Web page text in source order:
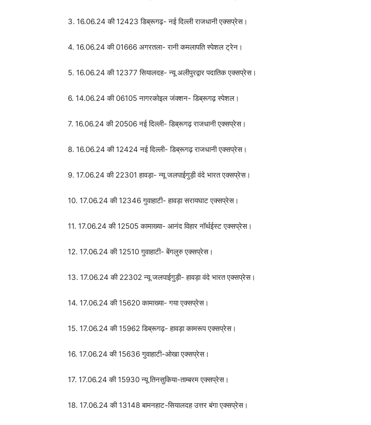
3. 16.06.24 की 12423 डिब्रूगढ़- नई दिल्ली राजधानी एक्सप्रेस।
4. 16.06.24 की 01666 अगरतला- रानी कमलापति स्पेशल ट्रेन।
5. 16.06.24 की 12377 सियालदह- न्यू अलीपुरद्वार पदातिक एक्सप्रेस।
6. 14.06.24 की 06105 नागरकोइल जंक्शन- डिब्रूगढ़ स्पेशल।
7. 16.06.24 की 20506 नई दिल्ली- डिब्रूगढ़ राजधानी एक्सप्रेस।
8. 16.06.24 की 12424 नई दिल्ली- डिब्रूगढ़ राजधानी एक्सप्रेस।
9. 17.06.24 की 22301 हावड़ा- न्यू जलपाईगुड़ी वंदे भारत एक्सप्रेस।
10. 17.06.24 की 12346 गुवाहाटी- हावड़ा सरायघाट एक्सप्रेस।
11. 17.06.24 की 12505 कामाख्या- आनंद विहार नॉर्थईस्ट एक्सप्रेस।
12. 17.06.24 की 12510 गुवाहाटी- बेंगलुरु एक्सप्रेस।
13. 17.06.24 की 22302 न्यू जलपाईगुड़ी- हावड़ा वंदे भारत एक्सप्रेस।
14. 17.06.24 की 15620 कामाख्या- गया एक्सप्रेस।
15. 17.06.24 की 15962 डिब्रूगढ़- हावड़ा कामरूप एक्सप्रेस।
16. 17.06.24 की 15636 गुवाहाटी-ओखा एक्सप्रेस।
17. 17.06.24 की 15930 न्यू तिनसुकिया-ताम्बरम एक्सप्रेस।
18. 17.06.24 की 13148 बामनहाट-सियालदह उत्तर बंगा एक्सप्रेस।